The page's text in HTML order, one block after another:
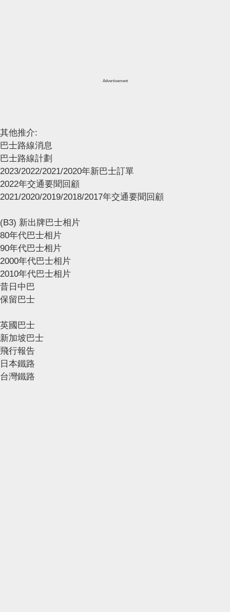
Advertisement
其他推介:
巴士路線消息
巴士路線計劃
2023/2022/2021/2020年新巴士訂單
2022年交通要聞回顧
2021/2020/2019/2018/2017年交通要聞回顧
(B3) 新出牌巴士相片
80年代巴士相片
90年代巴士相片
2000年代巴士相片
2010年代巴士相片
昔日中巴
保留巴士
英國巴士
新加坡巴士
飛行報告
日本鐵路
台灣鐵路